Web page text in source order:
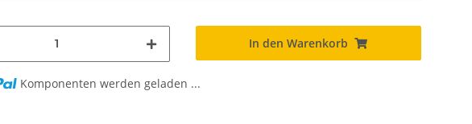
In den Warenkorb
Komponenten werden geladen ...